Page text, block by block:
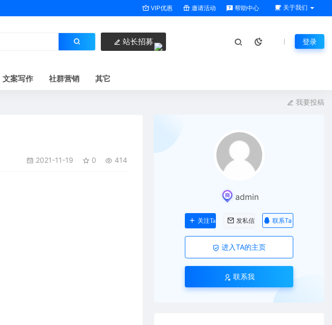
VIP优惠 邀请活动 帮助中心 关于我们
站长招募 登录
文案写作 社群营销 其它
我要投稿
2021-11-19 0 414
admin
关注Ta 发私信 联系Ta
进入TA的主页
联系我